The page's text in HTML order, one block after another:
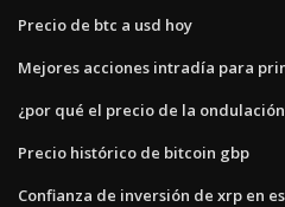
Precio de btc a usd hoy
Mejores acciones intradía para
¿por qué el precio de la ondulación
Precio histórico de bitcoin gbp
Confianza de inversión de xrp en